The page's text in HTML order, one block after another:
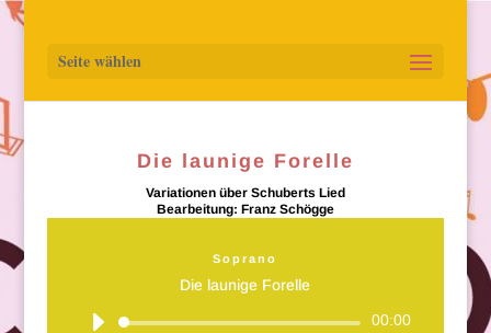
Seite wählen
Die launige Forelle
Variationen über Schuberts Lied
Bearbeitung: Franz Schögge
Soprano
Die launige Forelle
Audio-
00:00